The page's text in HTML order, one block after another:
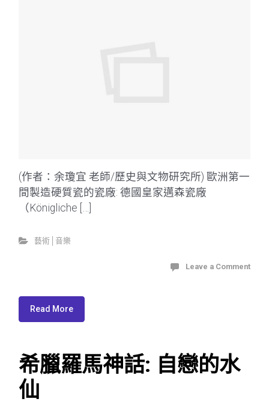
(作者：余瓊宜 老師/歷史與文物研究所) 歐洲第一
間製造硬質瓷的瓷廠: 德國皇家邁森瓷廠
（Königliche […]
藝術│音樂
Leave a Comment
Read More
希臘羅馬神話: 自戀的水
仙